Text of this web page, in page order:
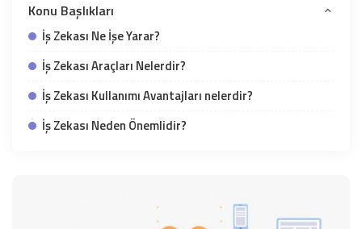
Konu Başlıkları
İş Zekası Ne İşe Yarar?
İş Zekası Araçları Nelerdir?
İş Zekası Kullanımı Avantajları nelerdir?
İş Zekası Neden Önemlidir?